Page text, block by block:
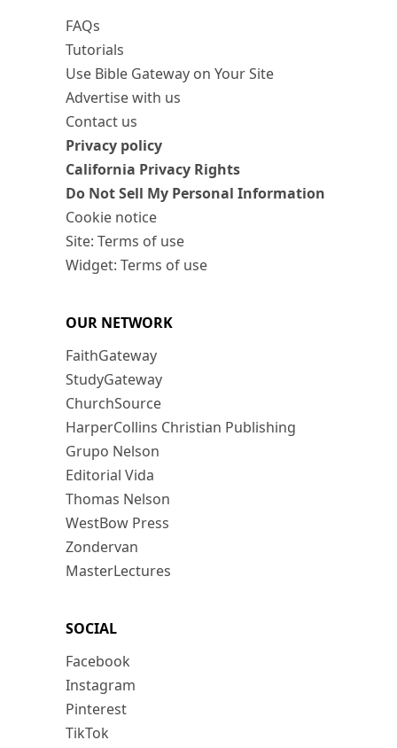
FAQs
Tutorials
Use Bible Gateway on Your Site
Advertise with us
Contact us
Privacy policy
California Privacy Rights
Do Not Sell My Personal Information
Cookie notice
Site: Terms of use
Widget: Terms of use
OUR NETWORK
FaithGateway
StudyGateway
ChurchSource
HarperCollins Christian Publishing
Grupo Nelson
Editorial Vida
Thomas Nelson
WestBow Press
Zondervan
MasterLectures
SOCIAL
Facebook
Instagram
Pinterest
TikTok